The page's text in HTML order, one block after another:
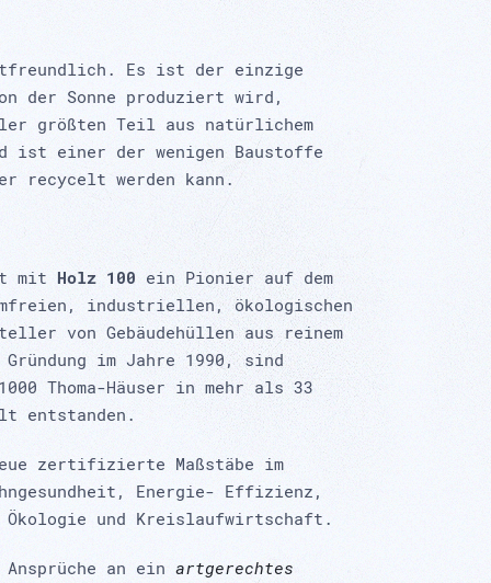
Es ist der einzige
der Sonne produziert wird,
größten Teil aus natürlichem
ist einer der wenigen Baustoffe
recycelt werden kann.
mit Holz 100 ein Pionier auf dem
industriellen, ökologischen
von Gebäudehüllen aus reinem
im Jahre 1990, sind
Thoma-Häuser in mehr als 33
entstanden.
zertifizierte Maßstäbe im
Energie- Effizienz,
Ökologie und Kreislaufwirtschaft.
an ein artgerechtes